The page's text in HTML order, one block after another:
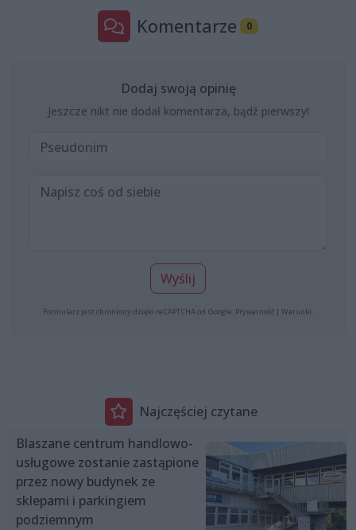
Komentarze 0
Dodaj swoją opinię
Jeszcze nikt nie dodał komentarza, bądź pierwszy!
Wyślij
Formularz jest chroniony dzięki reCAPTCHA od Google: Prywatność | Warunki
Najczęściej czytane
Blaszane centrum handlowo-
usługowe zostanie zastąpione
przez nowy budynek ze
sklepami i parkingiem
podziemnym